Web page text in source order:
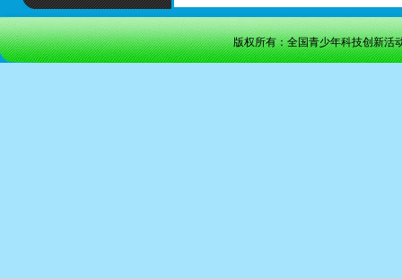
版权所有：全国青少年科技创新